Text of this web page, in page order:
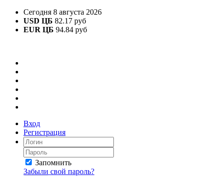
Сегодня 8 августа 2026
USD ЦБ 82.17 руб
EUR ЦБ 94.84 руб
Вход
Регистрация
Запомнить
Забыли свой пароль?